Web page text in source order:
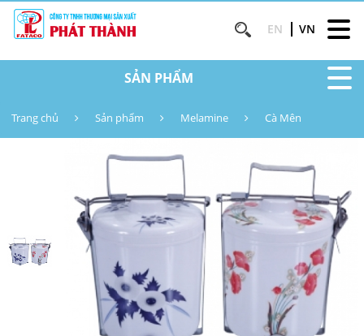
EN VN
SẢN PHẨM
Trang chủ Sản phẩm Melamine Cà Mên